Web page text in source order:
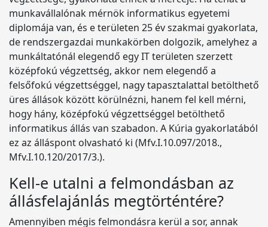
munkavállalónak mérnök informatikus egyetemi
diplomája van, és e területen 25 év szakmai gyakorlata,
de rendszergazdai munkakörben dolgozik, amelyhez a
munkáltatónál elegendő egy IT területen szerzett
középfokú végzettség, akkor nem elegendő a
felsőfokú végzettséggel, nagy tapasztalattal betölthető
üres állások között körülnézni, hanem fel kell mérni,
hogy hány, középfokú végzettséggel betölthető
informatikus állás van szabadon. A Kúria gyakorlatából
ez az álláspont olvasható ki (Mfv.I.10.097/2018.,
Mfv.I.10.120/2017/3.).
Kell-e utalni a felmondásban az
állásfelajánlás megtörténtére?
Amennyiben mégis felmondásra kerül a sor, annak